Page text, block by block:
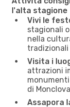
l'alta stagione
Vivi le
stagionali
nella
tradizionali
Visita i
attrazioni
di
Assapora